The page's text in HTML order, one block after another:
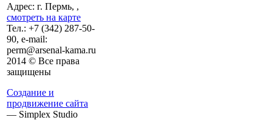
Адрес: г. Пермь, ,
смотреть на карте
Тел.: +7 (342) 287-50-
90, e-mail:
perm@arsenal-kama.ru
2014 © Все права
защищены
Создание и
продвижение сайта
— Simplex Studio